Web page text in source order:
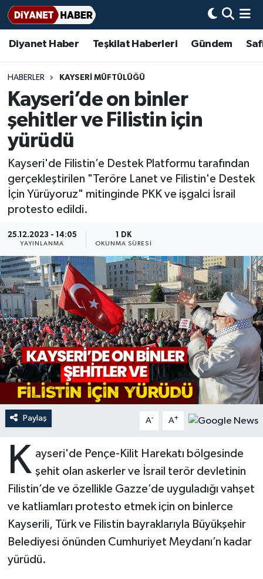
Diyanet Haber Teşkilat Haberleri Gündem
HABERLER KAYSERI MÜFTÜLÜĞÜ
Kayseri’de on binler
şehitler ve Filistin için
yürüdü
Kayseri'de Filistin’e Destek Platformu tarafından
gerçekleştirilen "Teröre Lanet ve Filistin'e Destek
İçin Yürüyoruz" mitinginde PKK ve işgalci İsrail
protesto edildi.
25.12.2023 - 14:05
YAYINLANMA
1 DK
OKUNMA SÜRESI
Paylaş A- A+
K ayseri'de Pençe-Kilit Harekatı bölgesinde
şehit olan askerler ve İsrail terör devletinin
Filistin’de ve özellikle Gazze’de uyguladığı vahşet
ve katliamları protesto etmek için on binlerce
Kayserili, Türk ve Filistin bayraklarıyla Büyükşehir
Belediyesi önünden Cumhuriyet Meydanı’n kadar
yürüdü.
Diyanet Haber
Teşkilat Haberleri
Adana Müftülüğü
Adıyaman Müftülüğü
Afyonkarahisar Müftülüğü
Ağrı Müftülüğü
Aksaray Müftülüğü
Amasya Müftülüğü
Antalya Müftülüğü
Ardahan Müftülüğü
Artvin Müftülüğü
Aydın Müftülüğü
Balıkesir Müftülüğü
Bartın Müftülüğü
Bayburt Müftülüğü
Bilecik Müftülüğü
Bingöl Müftülüğü
Bitlis Müftülüğü
Gündem
#Keşfet
Bir Ayet
Bir Hikaye
Biyografiler
Dini kavramlar
Diyanet Bilgi
Diyanet Takvimi
Hadislerle İslam
Kudüs
Kurban
Mukabele
Peygamberimizin Hayatı
Ramazan
Zekat
Basında Bugün
DİYANET eKİTAP
Aile Dergisi
Aylık Dergi
TDV
Hutbeler
DİYANET AKADEMİ
DİYANET GENÇLİK
DİYANET RADYO/TV
DEPREM
Eğitim
İmam Hatip Okulları
Kültür-Sanat
Aile
Sağlık
Başmakale
Hadis-i Şerifler
Hayat Okumaları
Nöbetçi Eczaneler
Hava Durumu
Ankara Namaz Vakitleri
Trafik Durumu
Süper Lig Puan Durumu ve Fikstür
Tüm Manşetler
Haber Arşivi